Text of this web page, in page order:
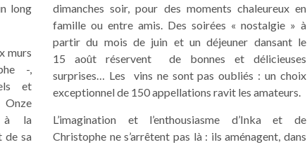
long
murs
-,
et
à la
de sa
dimanches soir, pour des moments chaleureux en
famille ou entre amis. Des soirées « nostalgie » à
partir du mois de juin et un déjeuner dansant le
15 août réservent de bonnes et délicieuses
surprises… Les vins ne sont pas oubliés : un choix
exceptionnel de 150 appellations ravit les amateurs.
L’imagination et l’enthousiasme d’Inka et de
Christophe ne s’arrêtent pas là : ils aménagent, dans